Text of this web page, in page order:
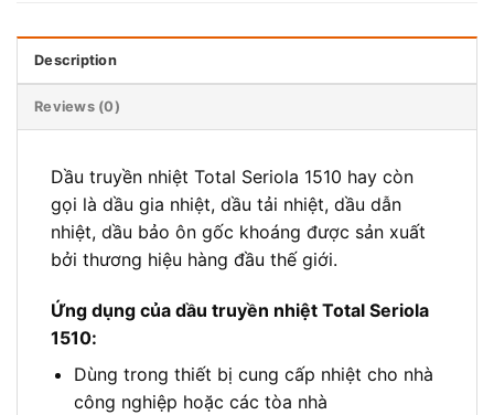
Description
Reviews (0)
Dầu truyền nhiệt Total Seriola 1510 hay còn
gọi là dầu gia nhiệt, dầu tải nhiệt, dầu dẫn
nhiệt, dầu bảo ôn gốc khoáng được sản xuất
bởi thương hiệu hàng đầu thế giới.
Ứng dụng của dầu truyền nhiệt Total Seriola
1510:
Dùng trong thiết bị cung cấp nhiệt cho nhà
công nghiệp hoặc các tòa nhà